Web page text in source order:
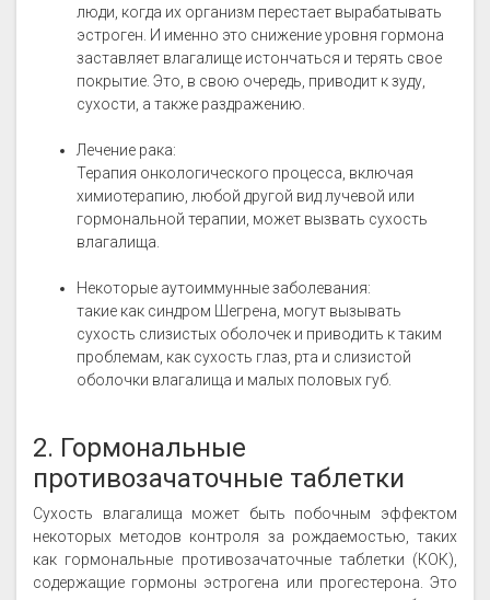
люди, когда их организм перестает вырабатывать
эстроген. И именно это снижение уровня гормона
заставляет влагалище истончаться и терять свое
покрытие. Это, в свою очередь, приводит к зуду,
сухости, а также раздражению.
Лечение рака:
Терапия онкологического процесса, включая
химиотерапию, любой другой вид лучевой или
гормональной терапии, может вызвать сухость
влагалища.
Некоторые аутоиммунные заболевания:
такие как синдром Шегрена, могут вызывать
сухость слизистых оболочек и приводить к таким
проблемам, как сухость глаз, рта и слизистой
оболочки влагалища и малых половых губ.
2. Гормональные
противозачаточные таблетки
Сухость влагалища может быть побочным эффектом
некоторых методов контроля за рождаемостью, таких
как гормональные противозачаточные таблетки (КОК),
содержащие гормоны эстрогена или прогестерона. Это